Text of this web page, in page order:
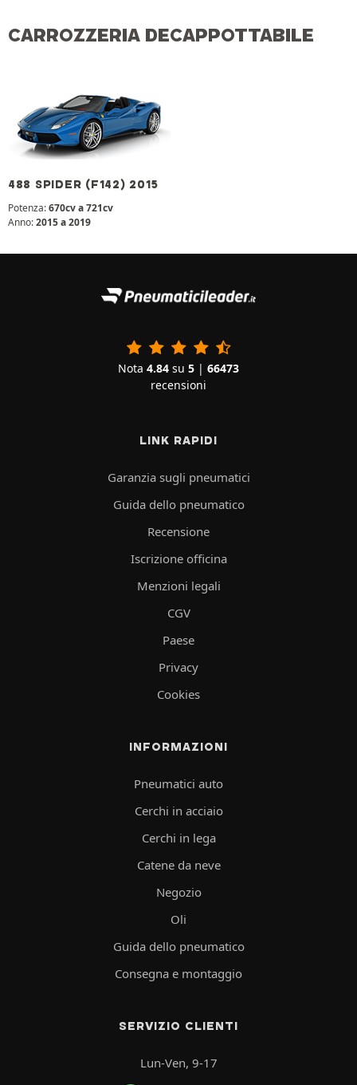
CARROZZERIA DECAPPOTTABILE
488 SPIDER (F142) 2015
Potenza:670cv a 721cv
Anno:2015 a 2019
Nota 4.84 su 5 | 66473
recensioni
LINK RAPIDI
Garanzia sugli pneumatici
Guida dello pneumatico
Recensione
Iscrizione officina
Menzioni legali
CGV
Paese
Privacy
Cookies
INFORMAZIONI
Pneumatici auto
Cerchi in acciaio
Cerchi in lega
Catene da neve
Negozio
Oli
Guida dello pneumatico
Consegna e montaggio
SERVIZIO CLIENTI
Lun-Ven, 9-17